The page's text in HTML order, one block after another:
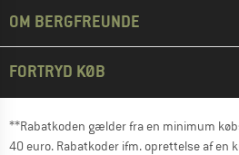
OM BERGFREUNDE
FORTRYD KØB
**Rabatkoden gælder fra en minimum
40 euro. Rabatkoder ifm. oprettelse af en